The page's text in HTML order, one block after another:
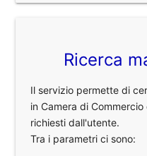
Ricerca
Il servizio permette di
in Camera di
richiesti dall'utente.
Tra i parametri ci sono: